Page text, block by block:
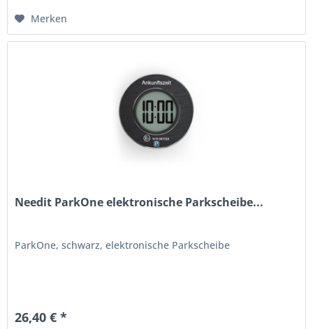
Merken
Needit ParkOne elektronische Parkscheibe...
ParkOne, schwarz, elektronische Parkscheibe
26,40 € *